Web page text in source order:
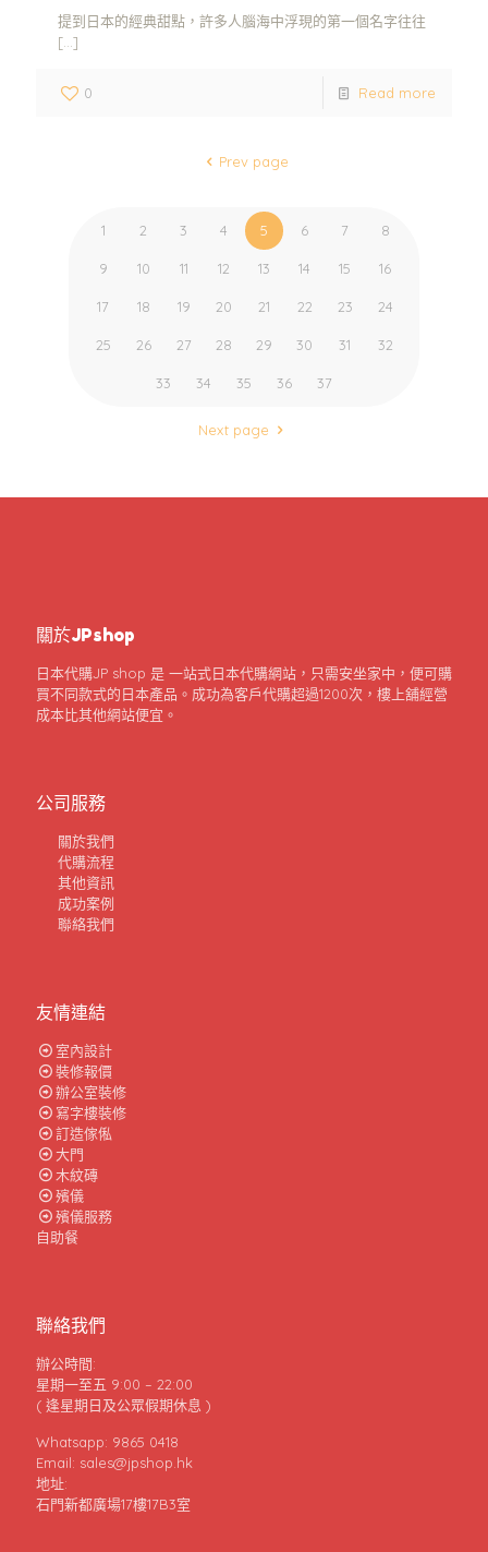
提到日本的經典甜點，許多人腦海中浮現的第一個名字往往
[…]
0 Read more
Prev page
1 2 3 4 5 6 7 8
9 10 11 12 13 14 15 16
17 18 19 20 21 22 23 24
25 26 27 28 29 30 31 32
33 34 35 36 37
Next page
關於JPshop
日本代購JP shop 是 一站式日本代購網站，只需安坐家中，便可購
買不同款式的日本產品。成功為客戶代購超過1200次，樓上舖經營
成本比其他網站便宜。
公司服務
關於我們
代購流程
其他資訊
成功案例
聯絡我們
友情連結
室內設計
裝修報價
辦公室裝修
寫字樓裝修
訂造傢俬
大門
木紋磚
殯儀
殯儀服務
自助餐
聯絡我們
辦公時間:
星期一至五 9:00 – 22:00
( 逢星期日及公眾假期休息 )
Whatsapp: 9865 0418
Email: sales@jpshop.hk
地址:
石門新都廣場17樓17B3室